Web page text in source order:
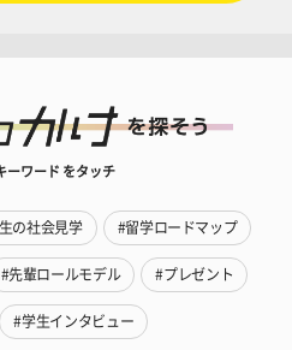
ーワード をタッチ
の社会見学 #留学ロードマップ
#先輩ロールモデル #プレゼント
#学生インタビュー